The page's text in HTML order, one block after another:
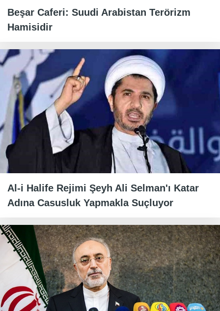
Beşar Caferi: Suudi Arabistan Terörizm
Hamisidir
Al-i Halife Rejimi Şeyh Ali Selman'ı Katar
Adına Casusluk Yapmakla Suçluyor